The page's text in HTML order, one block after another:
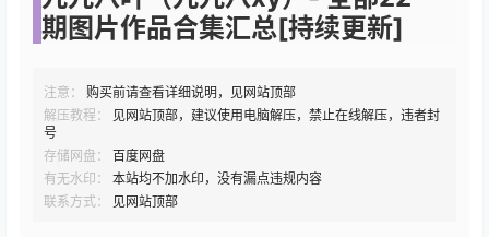
期图片作品合集汇总[持续更新]
注意：
购买前请查看详细说明，见网站顶部
解压教程：
见网站顶部，建议使用电脑解压，禁止在线解压，违者封
号
存储网盘：
百度网盘
有无水印：
本站均不加水印，没有漏点违规内容
联系方式：
见网站顶部